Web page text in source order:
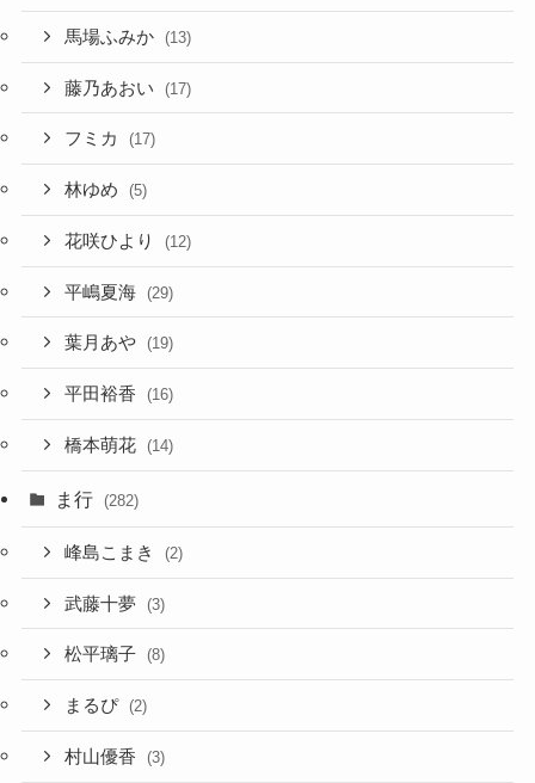
馬場ふみか (13)
藤乃あおい (17)
フミカ (17)
林ゆめ (5)
花咲ひより (12)
平嶋夏海 (29)
葉月あや (19)
平田裕香 (16)
橋本萌花 (14)
ま行 (282)
峰島こまき (2)
武藤十夢 (3)
松平璃子 (8)
まるぴ (2)
村山優香 (3)